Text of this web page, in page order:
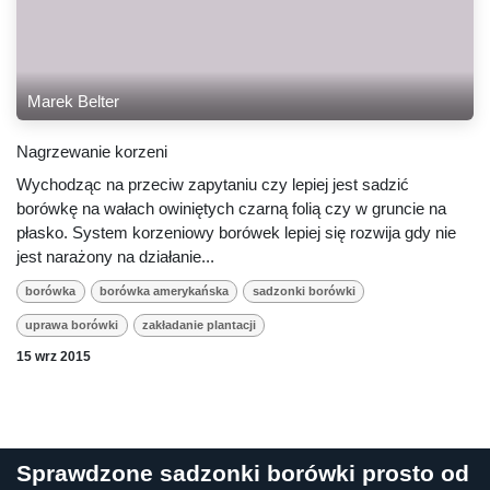
Marek Belter
Nagrzewanie korzeni
Wychodząc na przeciw zapytaniu czy lepiej jest sadzić
borówkę na wałach owiniętych czarną folią czy w
gruncie na płasko. System korzeniowy borówek lepiej się
rozwija gdy nie jest narażony na działanie...
borówka borówka amerykańska
sadzonki borówki
uprawa borówki
zakładanie plantacji
15 wrz 2015
Sprawdzone sadzonki borówki prosto